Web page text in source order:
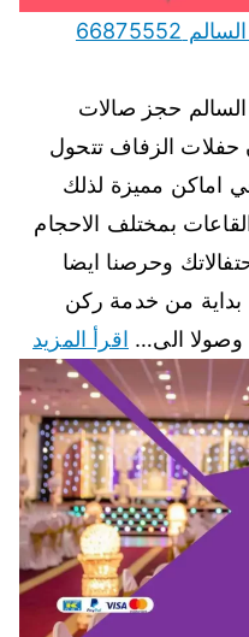
حجز صالات وقاعات في صباح السالم 66875552
حجز صالات
حفلات الزفاف تتحول
اماكن مميزة لذلك
بمختلف الاحجام
وحرصنا ايضا
بداية من خدمة ركن
وصولا الى… اقرأ المزيد